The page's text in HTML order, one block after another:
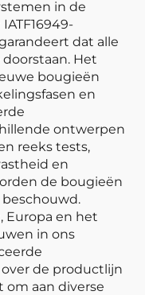
in de
dat alle
Het
bougieën
en
ontwerpen
reeks tests,
en
de bougieën
Europa en het
in ons
de productlijn
aan diverse